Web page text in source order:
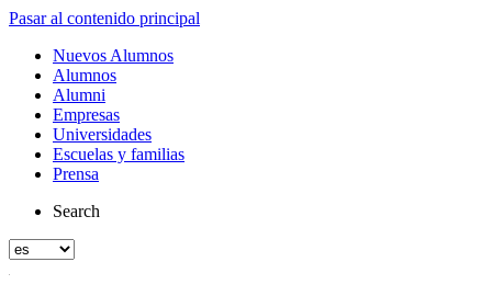
Pasar al contenido principal
Nuevos Alumnos
Alumnos
Alumni
Empresas
Universidades
Escuelas y familias
Prensa
Search